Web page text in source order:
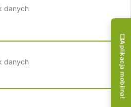
danych
danych Aplikacja mobilna!